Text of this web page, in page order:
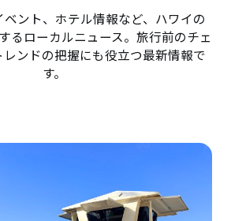
ント、ホテル情報など、ハワイの
るローカルニュース。旅行前のチェ
レンドの把握にも役立つ最新情報で
す。